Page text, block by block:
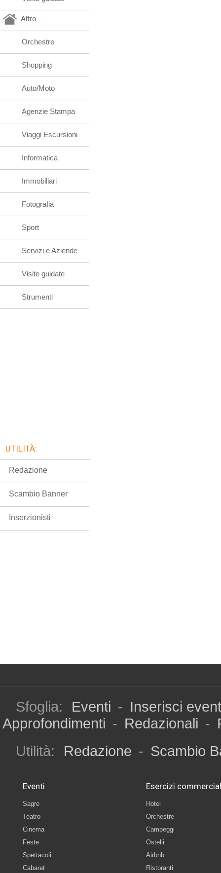
Altro
Orchestre
Shopping
Auto/Moto
Agenzie Stampa
Viaggi Escursioni
Informatica
Immobiliari
Fotografia
Sport
Servizi e Aziende
Visite guidate
Strumenti
UTILITÀ:
Redazione
Scambio Banner
Inserzionisti
Sfoglia: Eventi - Inserisci
Approfondimenti - Redazionali -
Utilità:
Redazione - Scambio
Eventi
Sagre
Teatro
Cinema
Feste
Spettacoli
Cabaret
Esercizi
Hotel
Orchestre
Campeggi
Ostelli
Airbnb
Ristoranti